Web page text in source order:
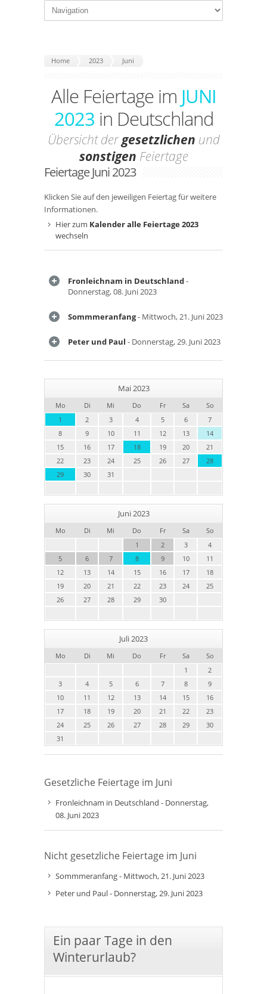
Home 2023 Juni
Alle Feiertage im JUNI
2023 in Deutschland
Übersicht dergesetzlichen und
sonstigen Feiertage
Feiertage Juni 2023
Klicken Sie auf den jeweiligen Feiertag für weitere
Informationen.
Hier zum Kalender alle Feiertage 2023
wechseln
Fronleichnam in Deutschland-
Donnerstag, 08. Juni 2023
Sommmeranfang- Mittwoch, 21. Juni 2023
Peter und Paul - Donnerstag, 29. Juni 2023
Mai 2023
Mo Di Mi Do Fr Sa
So
1
2 3 4 5 6
7
8
9 10 11 12 13
14
15
16 17 18 19 20
21
22
23 24 25 26 27
28
29
30 31
Juni 2023
Mo Di Mi Do Fr Sa
So
1
2 3
4
5
6 7 8 9 10
11
12
13 14 15 16 17
18
19
20 21 22 23 24
25
26
27 28 29 30
Juli 2023
Mo Di Mi Do Fr Sa
So
1
2
3
4 5 6 7 8
9
10
11 12 13 14 15
16
17
18 19 20 21 22
23
24
25 26 27 28 29
30
31
Gesetzliche Feiertage im Juni
Fronleichnam in Deutschland - Donnerstag,
08. Juni 2023
Nicht gesetzliche Feiertage im Juni
Sommmeranfang - Mittwoch, 21. Juni 2023
Peter und Paul - Donnerstag, 29. Juni 2023
Ein paar Tage in den
Winterurlaub?